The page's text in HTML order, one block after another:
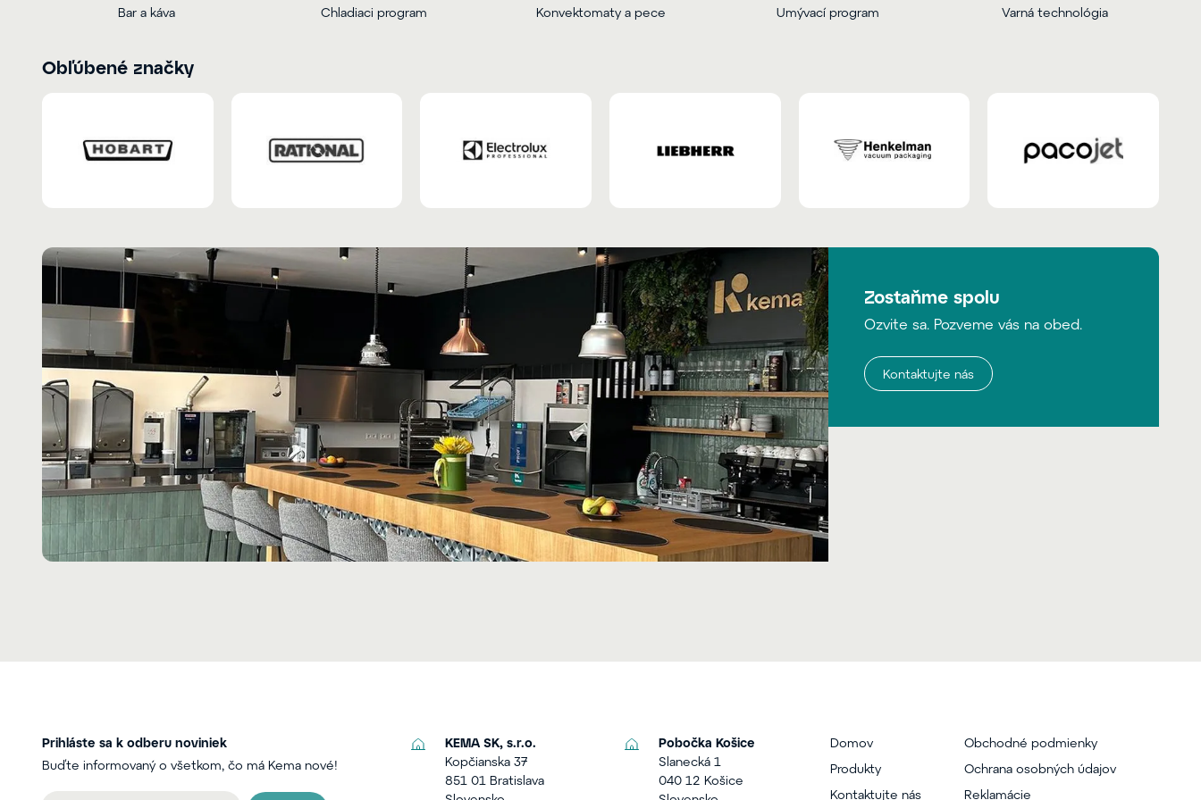
Bar a káva Chladiaci program Konvektomaty a pece Umývací program Varná technológia
Obľúbené značky
Zostaňme spolu
Ozvite sa. Pozveme vás na obed.
Kontaktujte nás
Prihláste sa k odberu noviniek
Buďte informovaný o všetkom, čo má Kema nové!
KEMA SK, s.r.o.
Kopčianska 37
851 01 Bratislava
Pobočka Košice
Slanecká 1
040 12 Košice
Domov
Produkty
Kontaktujte nás
Obchodné podmienky
Ochrana osobných údajov
Reklamácie